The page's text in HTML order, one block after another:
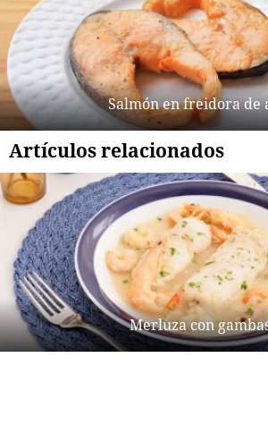
Salmón en freidora de
Artículos relacionados
Merluza con